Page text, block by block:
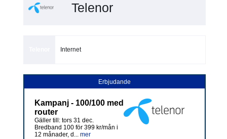
Telenor
Internet
Erbjudande
Kampanj - 100/100 med
router
Gäller till: tors 31 dec.
Bredband 100 för 399 kr/mån i
12 månader, d... mer